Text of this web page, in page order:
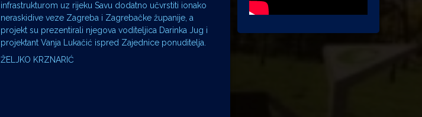
infrastrukturom uz rijeku Savu dodatno učvrstiti ionako
neraskidive veze Zagreba i Zagrebačke županije, a
projekt su prezentirali njegova voditeljica Darinka Jug i
projektant Vanja Lukačić ispred Zajednice ponuditelja.
ŽELJKO KRZNARIĆ